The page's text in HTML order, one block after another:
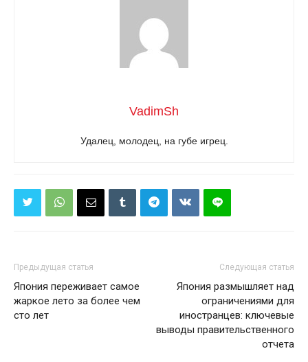
VadimSh
Удалец, молодец, на губе игрец.
Предыдущая статья
Япония переживает самое
жаркое лето за более чем
сто лет
Следующая статья
Япония размышляет над
ограничениями для
иностранцев: ключевые
выводы правительственного
отчета